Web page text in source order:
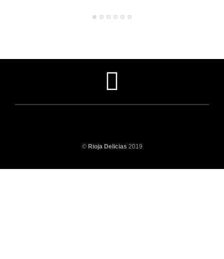
© Rioja Delicias 2019